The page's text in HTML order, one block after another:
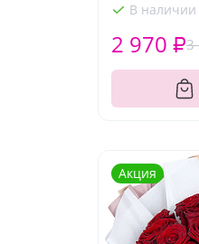
В наличии
3
2 970 ₽
Акция